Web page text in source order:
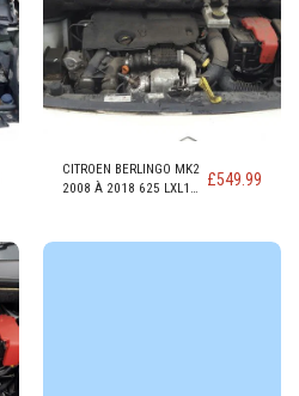
CITROEN BERLINGO MK2
2008 À 2018 625 LXL1
£549.99